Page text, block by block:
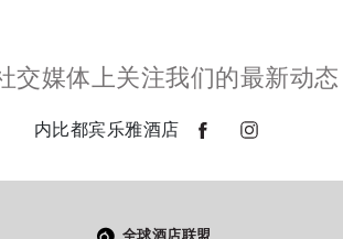
交媒体上关注我们的最新动态
内比都宾乐雅酒店
全球酒店联盟